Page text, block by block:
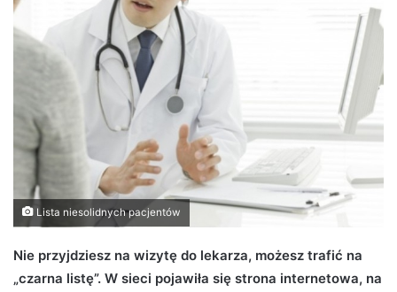
a
n
e
i
Lista niesolidnych pacjentów
Nie przyjdziesz na wizytę do lekarza, możesz trafić na
„czarna listę”. W sieci pojawiła się strona internetowa, na